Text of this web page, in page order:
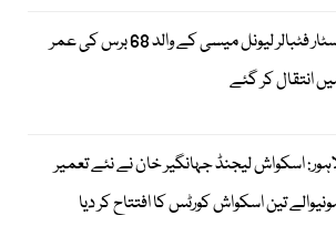
اسٹار فٹبالر لیونل میسی کے والد 68 برس کی عمر
انتقال کر گئے
اسکواش لیجنڈ جہانگیر خان نے نئے تعمیر
تین اسکواش کورٹس کا افتتاح کر دیا